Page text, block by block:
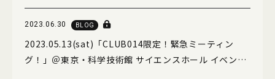
レポート
2023.06.30 BLOG
2023.05.13(sat)「CLUB014限定！緊急ミーティン
グ！」＠東京・科学技術館 サイエンスホール イベント